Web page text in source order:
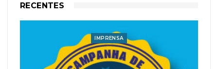
RECENTES
IMPRENSA